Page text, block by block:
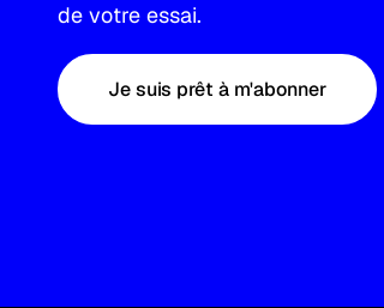
de votre essai.
Je suis prêt à m'abonner